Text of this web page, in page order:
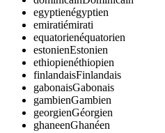
egyptienégyptien
emiratiémirati
equatorienéquatorien
estonienEstonien
ethiopienéthiopien
finlandaisFinlandais
gabonaisGabonais
gambienGambien
georgienGéorgien
ghaneenGhanéen